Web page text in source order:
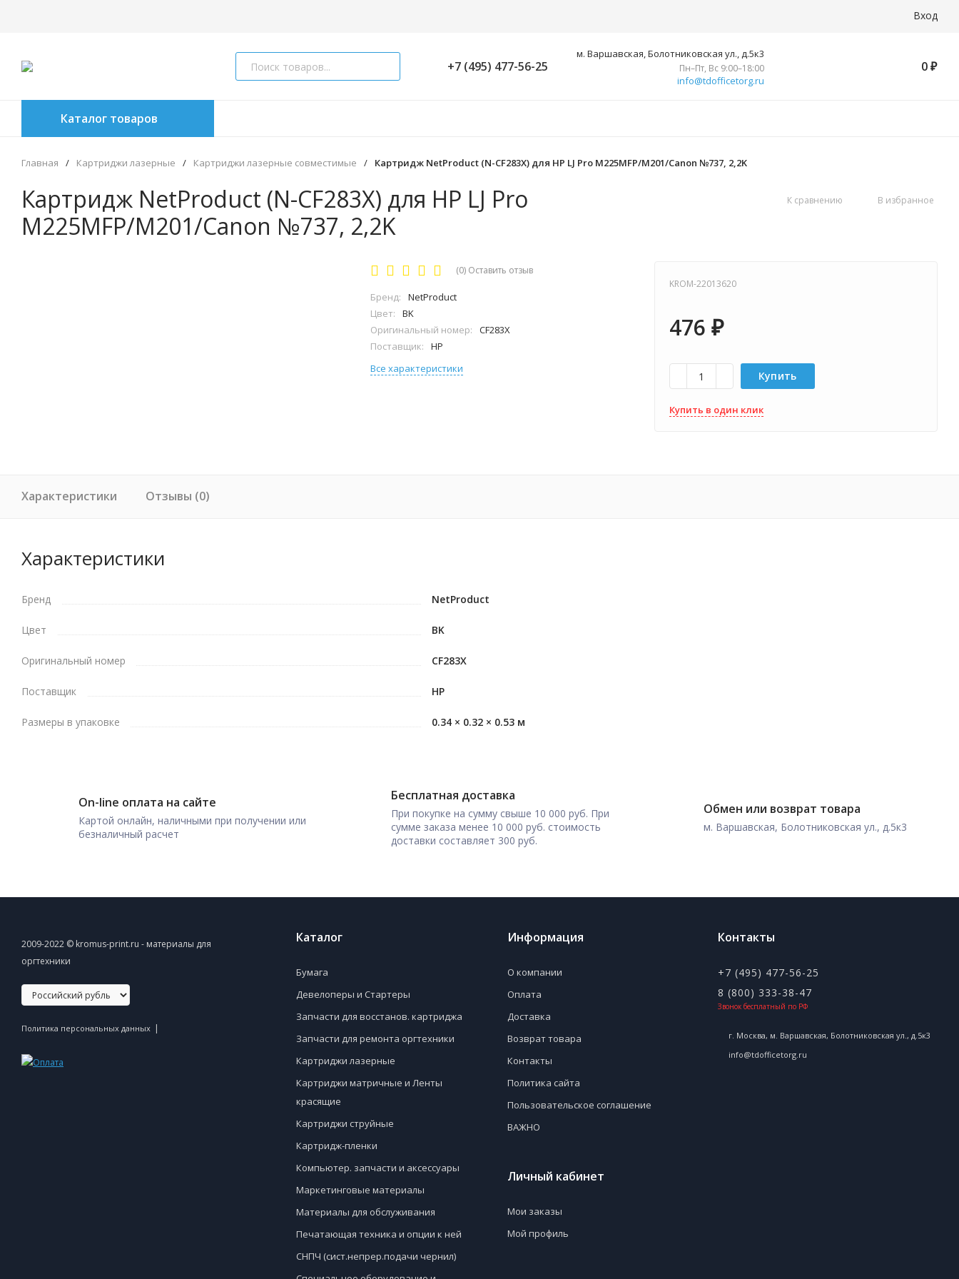
Вход
+7 (495) 477-56-25
м. Варшавская, Болотниковская ул., д.5к3
Пн–Пт, Вс 9:00–18:00
info@tdofficetorg.ru
0 ₽
Каталог товаров
Главная / Картриджи лазерные / Картриджи лазерные совместимые / Картридж NetProduct (N-CF283X) для HP LJ Pro M225MFP/M201/Canon №737, 2,2K
Картридж NetProduct (N-CF283X) для HP LJ Pro
M225MFP/M201/Canon №737, 2,2K
К сравнению В избранное
(0) Оставить отзыв
Бренд:
NetProduct
Цвет:
BK
Оригинальный номер:
CF283X
Поставщик:
HP
Все характеристики
KROM-22013620
476 ₽
Купить
Купить в один клик
Характеристики Отзывы (0)
Характеристики
Бренд NetProduct
Цвет BK
Оригинальный номер CF283X
Поставщик HP
Размеры в упаковке 0.34 × 0.32 × 0.53 м
On-line оплата на сайте
Картой онлайн, наличными при получении или
безналичный расчет
Бесплатная доставка
При покупке на сумму свыше 10 000 руб. При
сумме заказа менее 10 000 руб. стоимость
доставки составляет 300 руб.
Обмен или возврат товара
м. Варшавская, Болотниковская ул., д.5к3
2009-2022 © kromus-print.ru - материалы для
оргтехники
Политика персональных данных |
Каталог
Бумага
Девелоперы и Стартеры
Запчасти для восстанов. картриджа
Запчасти для ремонта оргтехники
Картриджи лазерные
Картриджи матричные и Ленты
красящие
Картриджи струйные
Картридж-пленки
Компьютер. запчасти и аксессуары
Маркетинговые материалы
Материалы для обслуживания
Печатающая техника и опции к ней
СНПЧ (сист.непрер.подачи чернил)
Информация
О компании
Оплата
Доставка
Возврат товара
Контакты
Политика сайта
Пользовательское соглашение
ВАЖНО
Личный кабинет
Мои заказы
Мой профиль
Контакты
+7 (495) 477-56-25
8 (800) 333-38-47
Звонок бесплатный по РФ
г. Москва, м. Варшавская, Болотниковская ул., д.5к3
info@tdofficetorg.ru